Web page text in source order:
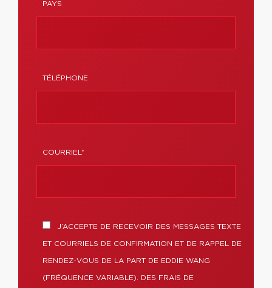
PAYS
TÉLÉPHONE
COURRIEL*
J’ACCEPTE DE RECEVOIR DES MESSAGES TEXTE
ET COURRIELS DE CONFIRMATION ET DE RAPPEL DE
RENDEZ-VOUS DE LA PART DE EDDIE WANG
(FRÉQUENCE VARIABLE). DES FRAIS DE